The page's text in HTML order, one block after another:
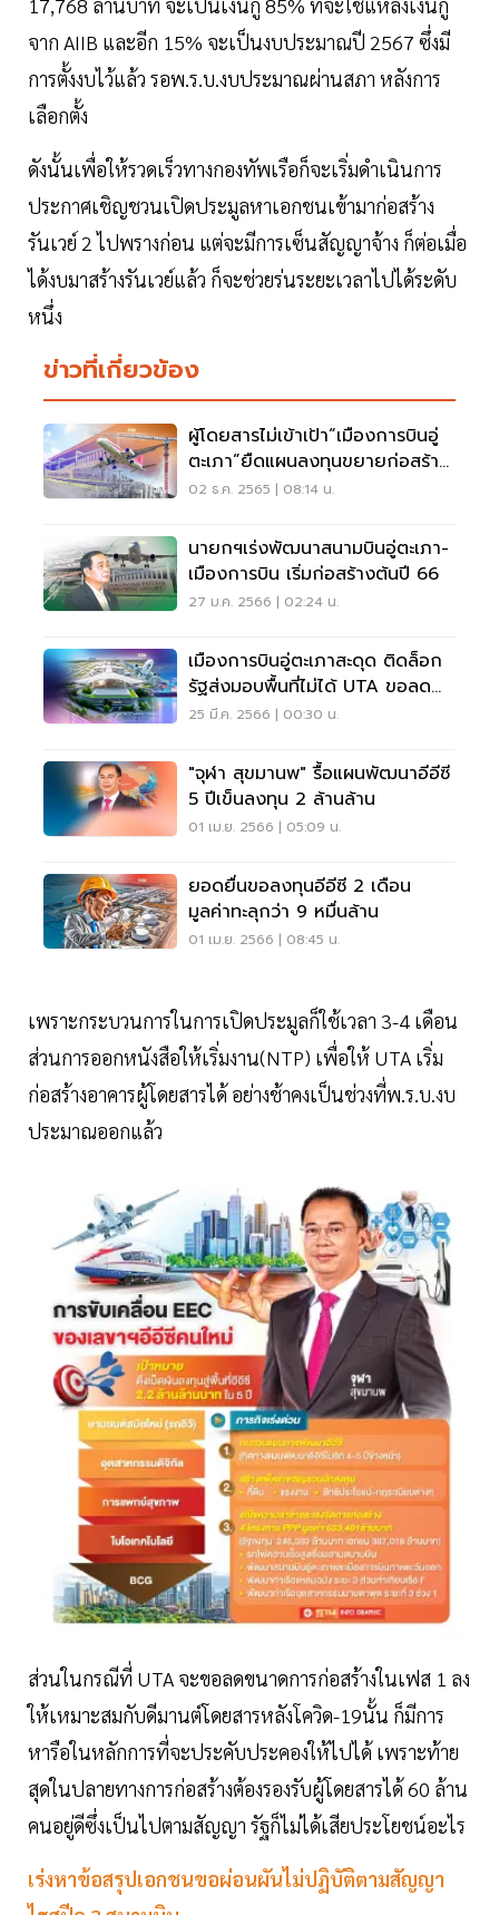
17,768 ล้านบาท จะเป็นเงินกู้ 85% ที่จะใช้แหล่งเงินกู้
จาก AIIB และอีก 15% จะเป็นงบประมาณปี 2567 ซึ่งมี
การตั้งงบไว้แล้ว รอพ.ร.บ.งบประมาณผ่านสภา หลังการ
เลือกตั้ง
ดังนั้นเพื่อให้รวดเร็วทางกองทัพเรือก็จะเริ่มดำเนินการ
ประกาศเชิญชวนเปิดประมูลหาเอกชนเข้ามาก่อสร้าง
รันเวย์ 2 ไปพรางก่อน แต่จะมีการเซ็นสัญญาจ้าง ก็ต่อเมื่อ
ได้งบมาสร้างรันเวย์แล้ว ก็จะช่วยร่นระยะเวลาไปได้ระดับ
หนึ่ง
ข่าวที่เกี่ยวข้อง
ผู้โดยสารไม่เข้าเป้า“เมืองการบินอู่
ตะเภา”ยืดแผนลงทุนขยายก่อสร้าง
6 เฟส
02 ธ.ค. 2565 | 08:14 น.
นายกฯเร่งพัฒนาสนามบินอู่ตะเภา-
เมืองการบิน เริ่มก่อสร้างต้นปี 66
27 ม.ค. 2566 | 02:24 น.
เมืองการบินอู่ตะเภาสะดุด ติดล็อก
รัฐส่งมอบพื้นที่ไม่ได้ UTA ขอลด
ขนาดเฟส1
25 มี.ค. 2566 | 00:30 น.
"จุฬา สุขมานพ" รื้อแผนพัฒนาอีอีซี
5 ปีเข็นลงทุน 2 ล้านล้าน
01 เม.ย. 2566 | 05:09 น.
ยอดยื่นขอลงทุนอีอีซี 2 เดือน
มูลค่าทะลุกว่า 9 หมื่นล้าน
01 เม.ย. 2566 | 08:45 น.
เพราะกระบวนการในการเปิดประมูลก็ใช้เวลา 3-4 เดือน
ส่วนการออกหนังสือให้เริ่มงาน(NTP) เพื่อให้ UTA เริ่ม
ก่อสร้างอาคารผู้โดยสารได้ อย่างช้าคงเป็นช่วงที่พ.ร.บ.งบ
ประมาณออกแล้ว
ส่วนในกรณีที่ UTA จะขอลดขนาดการก่อสร้างในเฟส 1 ลง
ให้เหมาะสมกับดีมานต์โดยสารหลังโควิด-19นั้น ก็มีการ
หารือในหลักการที่จะประคับประคองให้ไปได้ เพราะท้าย
สุดในปลายทางการก่อสร้างต้องรองรับผู้โดยสารได้ 60 ล้าน
คนอยู่ดีซึ่งเป็นไปตามสัญญา รัฐก็ไม่ได้เสียประโยชน์อะไร
เร่งหาข้อสรุปเอกชนขอผ่อนผันไม่ปฏิบัติตามสัญญา